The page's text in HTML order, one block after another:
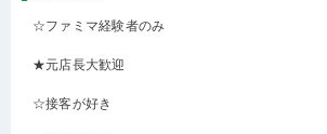
☆ファミマ経験者のみ
★元店長大歓迎
☆接客が好き